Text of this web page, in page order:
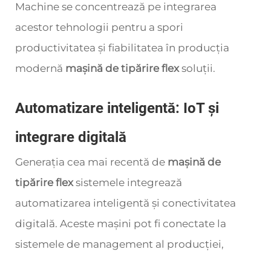
Machine se concentrează pe integrarea
acestor tehnologii pentru a spori
productivitatea și fiabilitatea în producția
modernă mașină de tipărire flexsoluţii.
Automatizare inteligentă: IoT și
integrare digitală
Generația cea mai recentă de mașină de
tipărire flexsistemele integrează
automatizarea inteligentă și conectivitatea
digitală. Aceste mașini pot fi conectate la
sistemele de management al producției,